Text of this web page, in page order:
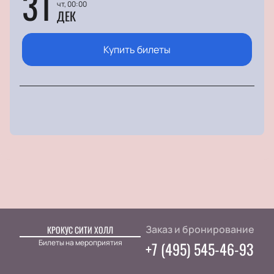
чт, 00:00
ДЕК
Купить билеты
КРОКУС СИТИ ХОЛЛ
Билеты на мероприятия
Заказ и бронирование
+7 (495) 545-46-93